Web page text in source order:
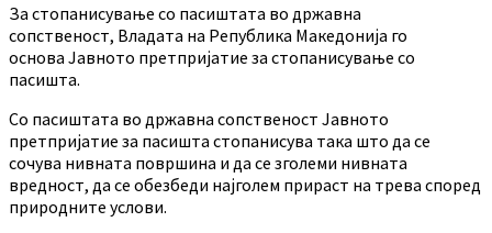
За стопанисување со пасиштата во државна
сопственост, Владата на Република Македонија го
основа Јавното претпријатие за стопанисување со
пасишта.
Co пасиштата во државна сопственост Јавното
претпријатие за пасишта стопанисува така што да се
сочува нивната површина и да се зголеми нивната
вредност, да се обезбеди најголем прираст на трева според
природните услови.